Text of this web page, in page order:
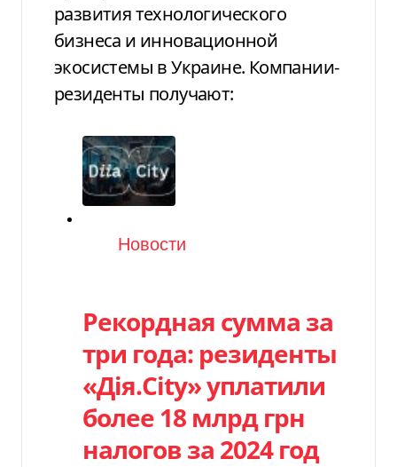
развития технологического
бизнеса и инновационной
экосистемы в Украине. Компании-
резиденты получают:
Категория
Новости
Рекордная сумма за
три года: резиденты
«Дія.City» уплатили
более 18 млрд грн
налогов за 2024 год